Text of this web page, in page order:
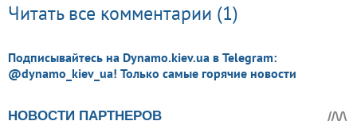
Читать все комментарии (1)
Подписывайтесь на Dynamo.kiev.ua в Telegram:
@dynamo_kiev_ua! Только самые горячие новости